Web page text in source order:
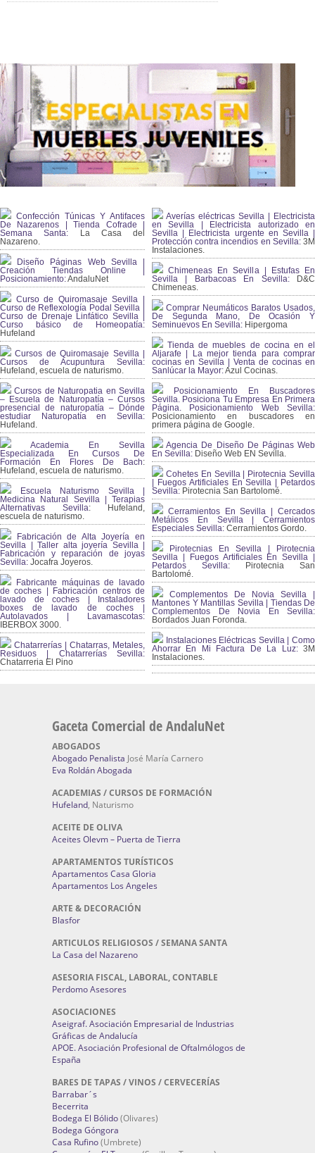
Confección Túnicas Y Antifaces
De Nazarenos | Tienda Cofrade |
Semana Santa: La Casa del
Nazareno.
Diseño Páginas Web Sevilla |
Creación Tiendas Online |
Posicionamiento:AndaluNet
Curso de Quiromasaje Sevilla |
Curso de Reflexología Podal Sevilla |
Curso de Drenaje Linfático Sevilla |
Curso básico de Homeopatía:
Hufeland
Cursos de Quiromasaje Sevilla |
Cursos de Acupuntura Sevilla:
Hufeland, escuela de naturismo.
Cursos de Naturopatia en Sevilla
– Escuela de Naturopatía – Cursos
presencial de naturopatía – Dónde
estudiar Naturopatía en Sevilla:
Hufeland.
Academia En Sevilla
Especializada En Cursos De
Formación En Flores De Bach:
Hufeland, escuela de naturismo.
Escuela Naturismo Sevilla |
Medicina Natural Sevilla | Terapias
Alternativas Sevilla: Hufeland,
escuela de naturismo.
Fabricación de Alta Joyería en
Sevilla | Taller alta joyería Sevilla |
Fabricación y reparación de joyas
Sevilla: Jocafra Joyeros.
Fabricante máquinas de lavado
de coches | Fabricación centros de
lavado de coches | Instaladores
boxes de lavado de coches |
Autolavados | Lavamascotas:
IBERBOX 3000.
Chatarrerías | Chatarras, Metales,
Residuos | Chatarrerías Sevilla:
Chatarreria El Pino
Averías eléctricas Sevilla | Electricista
en Sevilla | Electricista autorizado en
Sevilla | Electricista urgente en Sevilla |
Protección contra incendios en Sevilla:3M
Instalaciones.
Chimeneas En Sevilla | Estufas En
Sevilla | Barbacoas En Sevilla:D&C
Chimeneas.
Comprar Neumáticos Baratos Usados,
De Segunda Mano, De Ocasión Y
Seminuevos En Sevilla: Hipergoma
Tienda de muebles de cocina en el
Aljarafe | La mejor tienda para comprar
cocinas en Sevilla | Venta de cocinas en
Sanlúcar la Mayor:Azul Cocinas.
Posicionamiento En Buscadores
Sevilla. Posiciona Tu Empresa En Primera
Página. Posicionamiento Web Sevilla:
Posicionamiento en buscadores en
primera página de Google.
Agencia De Diseño De Páginas Web
En Sevilla: Diseño Web EN Sevilla.
Cohetes En Sevilla | Pirotecnia Sevilla
| Fuegos Artificiales En Sevilla | Petardos
Sevilla: Pirotecnia San Bartolomé.
Cerramientos En Sevilla | Cercados
Metálicos En Sevilla | Cerramientos
Especiales Sevilla: Cerramientos Gordo.
Pirotecnias En Sevilla | Pirotecnia
Sevilla | Fuegos Artificiales En Sevilla |
Petardos Sevilla: Pirotecnia San
Bartolomé.
Complementos De Novia Sevilla |
Mantones Y Mantillas Sevilla | Tiendas De
Complementos De Novia En Sevilla:
Bordados Juan Foronda.
Instalaciones Eléctricas Sevilla | Como
Ahorrar En Mi Factura De La Luz:3M
Instalaciones.
Gaceta Comercial de AndaluNet
ABOGADOS
Abogado Penalista José María Carnero
Eva Roldán Abogada
ACADEMIAS / CURSOS DE FORMACIÓN
Hufeland, Naturismo
ACEITE DE OLIVA
Aceites Olevm – Puerta de Tierra
APARTAMENTOS TURÍSTICOS
Apartamentos Casa Gloria
Apartamentos Los Angeles
ARTE & DECORACIÓN
Blasfor
ARTICULOS RELIGIOSOS / SEMANA SANTA
La Casa del Nazareno
ASESORIA FISCAL, LABORAL, CONTABLE
Perdomo Asesores
ASOCIACIONES
Aseigraf. Asociación Empresarial de Industrias
Gráficas de Andalucía
APOE. Asociación Profesional de Oftalmólogos de
España
BARES DE TAPAS / VINOS / CERVECERÍAS
Barrabar´s
Becerrita
Bodega El Bólido(Olivares)
Bodega Góngora
Casa Rufino(Umbrete)